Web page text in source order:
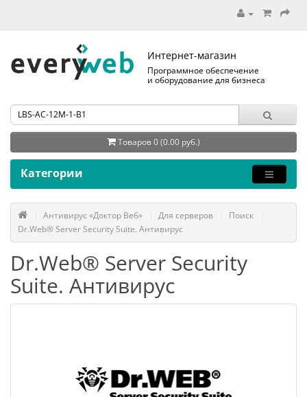
Интернет-магазин
Программное обеспечение
и оборудование для бизнеса
Товаров 0 (0.00 руб.)
Категории
Антивирус «Доктор Веб» Для серверов
Поиск
Dr.Web® Server Security Suite. Антивирус
Dr.Web® Server Security
Suite. Антивирус